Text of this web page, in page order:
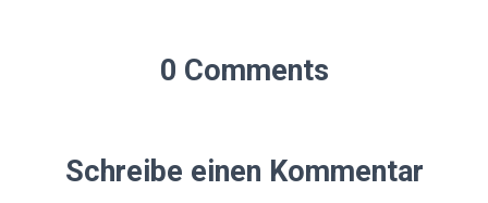
0 Comments
Schreibe einen Kommentar